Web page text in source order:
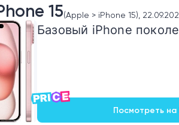
15(Apple > iPhone 15),
Базовый iPhone
Посмотреть на